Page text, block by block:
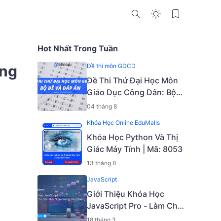
Hot Nhất Trong Tuần
Đề thi môn GDCD
Đề Thi Thử Đại Học Môn
Giáo Dục Công Dân: Bộ
Đề Và Đáp Án
04 tháng 8
Khóa Học Online EduMalls
Khóa Học Python Và Thị
Giác Máy Tính | Mã: 8053
13 tháng 8
JavaScript
Giới Thiệu Khóa Học
JavaScript Pro - Làm Chủ
Các Khái Niệm Và Kỹ